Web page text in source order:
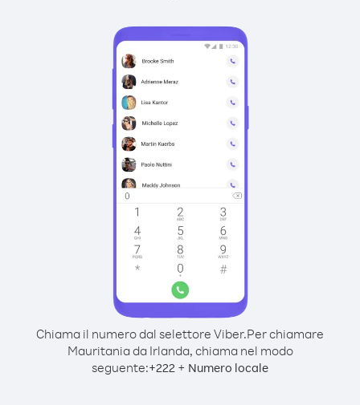
Chiama il numero dal selettore Viber.Per chiamare
Mauritania da Irlanda, chiama nel modo
seguente:+222 + Numero locale